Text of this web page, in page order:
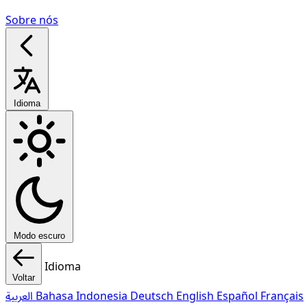
Sobre nós
Idioma
Modo escuro
Voltar
Idioma
Bahasa Indonesia Deutsch English Español Français